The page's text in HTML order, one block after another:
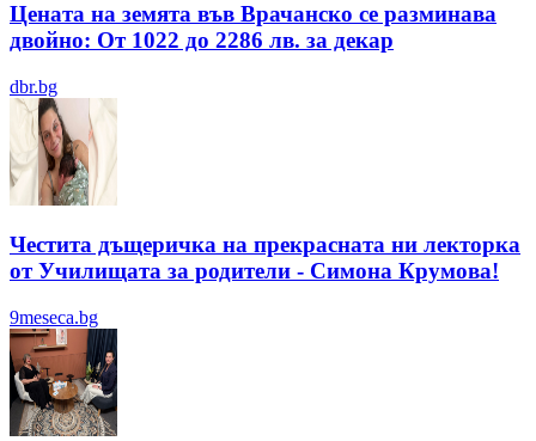
Цената на земята във Врачанско се разминава
двойно: От 1022 до 2286 лв. за декар
dbr.bg
Честита дъщеричка на прекрасната ни лекторка
от Училищата за родители - Симона Крумова!
9meseca.bg